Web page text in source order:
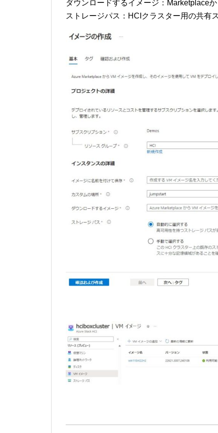
ダウンロードするイメージ：Marketplace
ストレージパス：HCIクラスター用の共有